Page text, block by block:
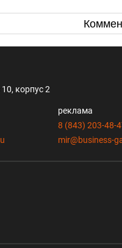
корпус 2
реклама
8 (843) 203-48-
mir@business-